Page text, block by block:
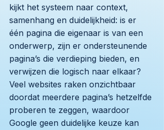
kijkt het systeem naar context,
samenhang en duidelijkheid: is er
één pagina die eigenaar is van een
onderwerp, zijn er ondersteunende
pagina’s die verdieping bieden, en
verwijzen die logisch naar elkaar?
Veel websites raken onzichtbaar
doordat meerdere pagina’s hetzelfde
proberen te zeggen, waardoor
Google geen duidelijke keuze kan